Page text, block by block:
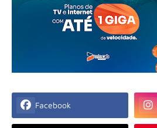
Facebook